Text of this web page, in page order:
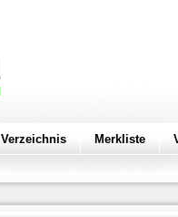
Verzeichnis Merkliste